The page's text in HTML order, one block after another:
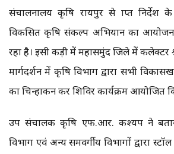
संचालनालय कृषि रायपुर से प्राप्त
विकसित कृषि संकल्प अभियान का
रहा है। इसी कड़ी में महासमुंद जिले में कलेक्टर
मार्गदर्शन में कृषि विभाग द्वारा सभी
का चिन्हाकन कर शिविर कार्यक्रम आयोजित
उप संचालक कृषि एफ.आर. कश्यप ने
विभाग एवं अन्य समवर्गीय विभागों द्वारा